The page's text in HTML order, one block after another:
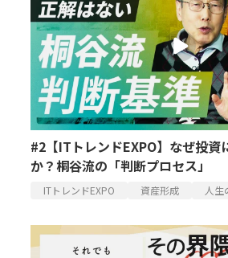
#2【ITトレンドEXPO】なぜ投資
か？桐谷流の「判断プロセス」
ITトレンドEXPO 資産形成 人生